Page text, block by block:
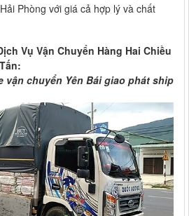
Phòng với giá cả hợp lý và chất
Vụ Vận Chuyển Hàng Hai Chiều
vận chuyển Yên Bái giao phát ship